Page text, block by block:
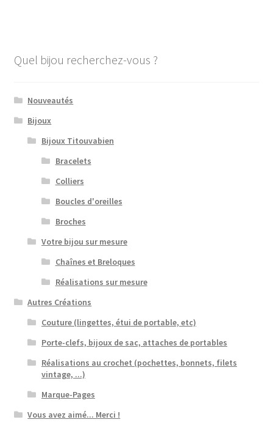
Quel bijou recherchez-vous ?
Nouveautés
Bijoux
Bijoux Titouvabien
Bracelets
Colliers
Boucles d'oreilles
Broches
Votre bijou sur mesure
Chaînes et Breloques
Réalisations sur mesure
Autres Créations
Couture (lingettes, étui de portable, etc)
Porte-clefs, bijoux de sac, attaches de portables
Réalisations au crochet (pochettes, bonnets, filets
vintage, ...)
Marque-Pages
Vous avez aimé... Merci !